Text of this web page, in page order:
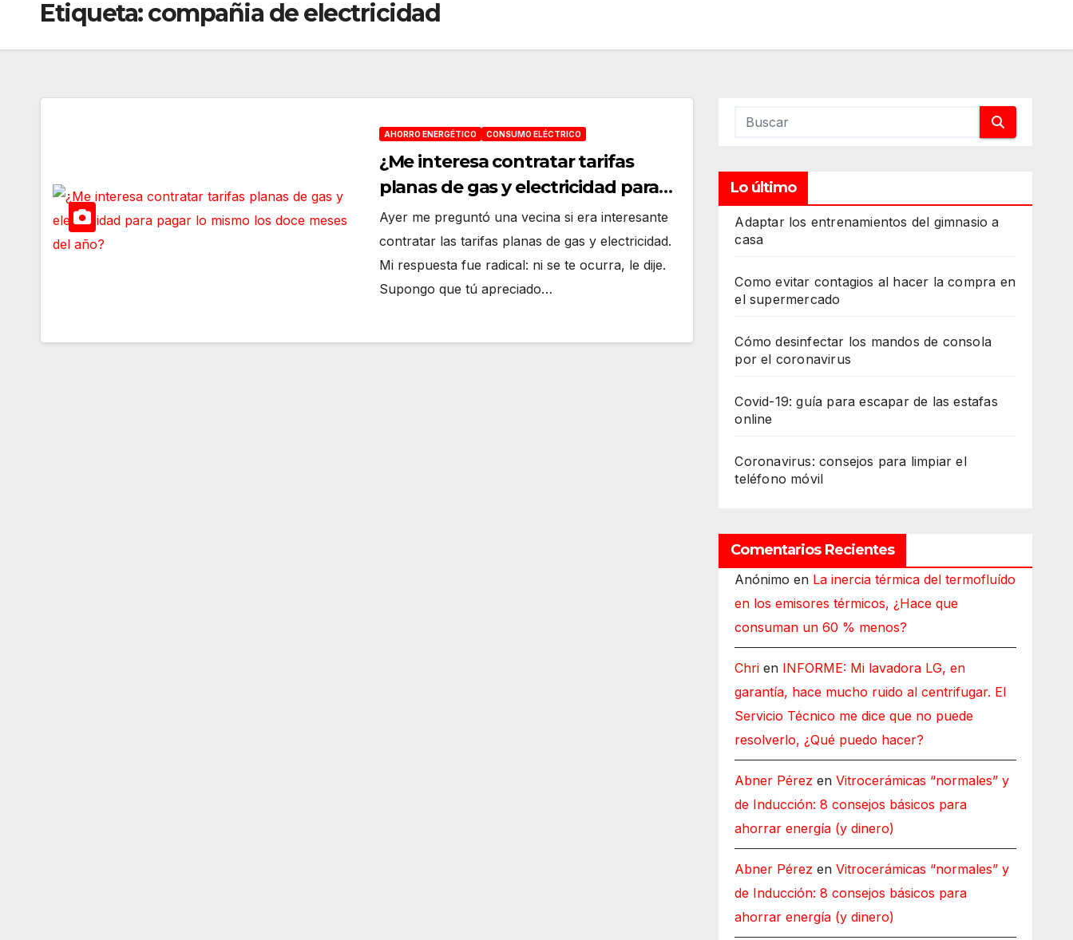
Etiqueta:compañia de electricidad
AHORRO ENERGÉTICO CONSUMO ELÉCTRICO
¿Me interesa contratar tarifas
planas de gas y electricidad para
pagar lo mismo los doce meses del
año?
Ayer me preguntó una vecina si era interesante
contratar las tarifas planas de gas y electricidad.
Mi respuesta fue radical: ni se te ocurra, le dije.
Supongo que tú apreciado…
Lo último
Adaptar los entrenamientos del gimnasio a
casa
Como evitar contagios al hacer la compra en
el supermercado
Cómo desinfectar los mandos de consola
por el coronavirus
Covid-19: guía para escapar de las estafas
online
Coronavirus: consejos para limpiar el
teléfono móvil
Comentarios Recientes
Anónimo en La inercia térmica del termofluído
en los emisores térmicos, ¿Hace que
consuman un 60 % menos?
Chri en INFORME: Mi lavadora LG, en
garantía, hace mucho ruido al centrifugar. El
Servicio Técnico me dice que no puede
resolverlo, ¿Qué puedo hacer?
Abner Pérez enVitrocerámicas “normales” y
de Inducción: 8 consejos básicos para
ahorrar energía (y dinero)
Abner Pérez enVitrocerámicas “normales” y
de Inducción: 8 consejos básicos para
ahorrar energía (y dinero)